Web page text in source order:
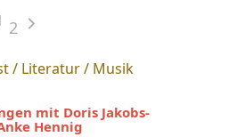
2
/ Literatur / Musik
mit Doris Jakobs-
Hennig